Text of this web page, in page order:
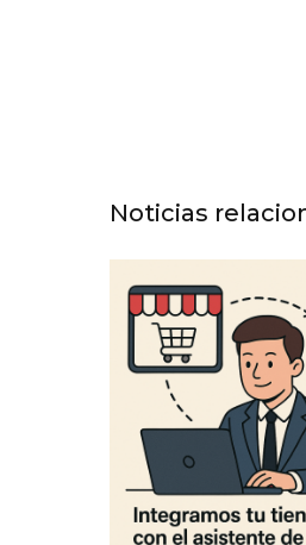
Noticias